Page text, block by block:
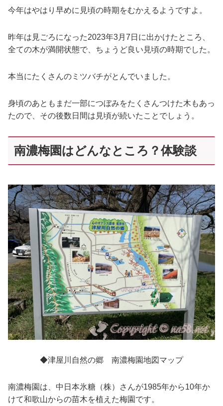
今年はやはり早めに見頃の時期をむかえるようですよ。
昨年は見ごろになった2023年3月7日に出かけたところ、
全ての木が満開状態で、ちょうど良い見頃の時期でした。
本当にたくさんのミツバチがとんでいました。
身頃のあともまだ一部につぼみをたくさんつけた木もあっ
たので、その後数日間は見頃が続いたことでしょう。
南濃梅園はどんなところ？体験談
◆津屋川自然の郷 南濃梅園地図マップ
南濃梅園は、中日本氷糖（株）さんが1985年から10年か
けて和歌山からの苗木を植えた梅園です。